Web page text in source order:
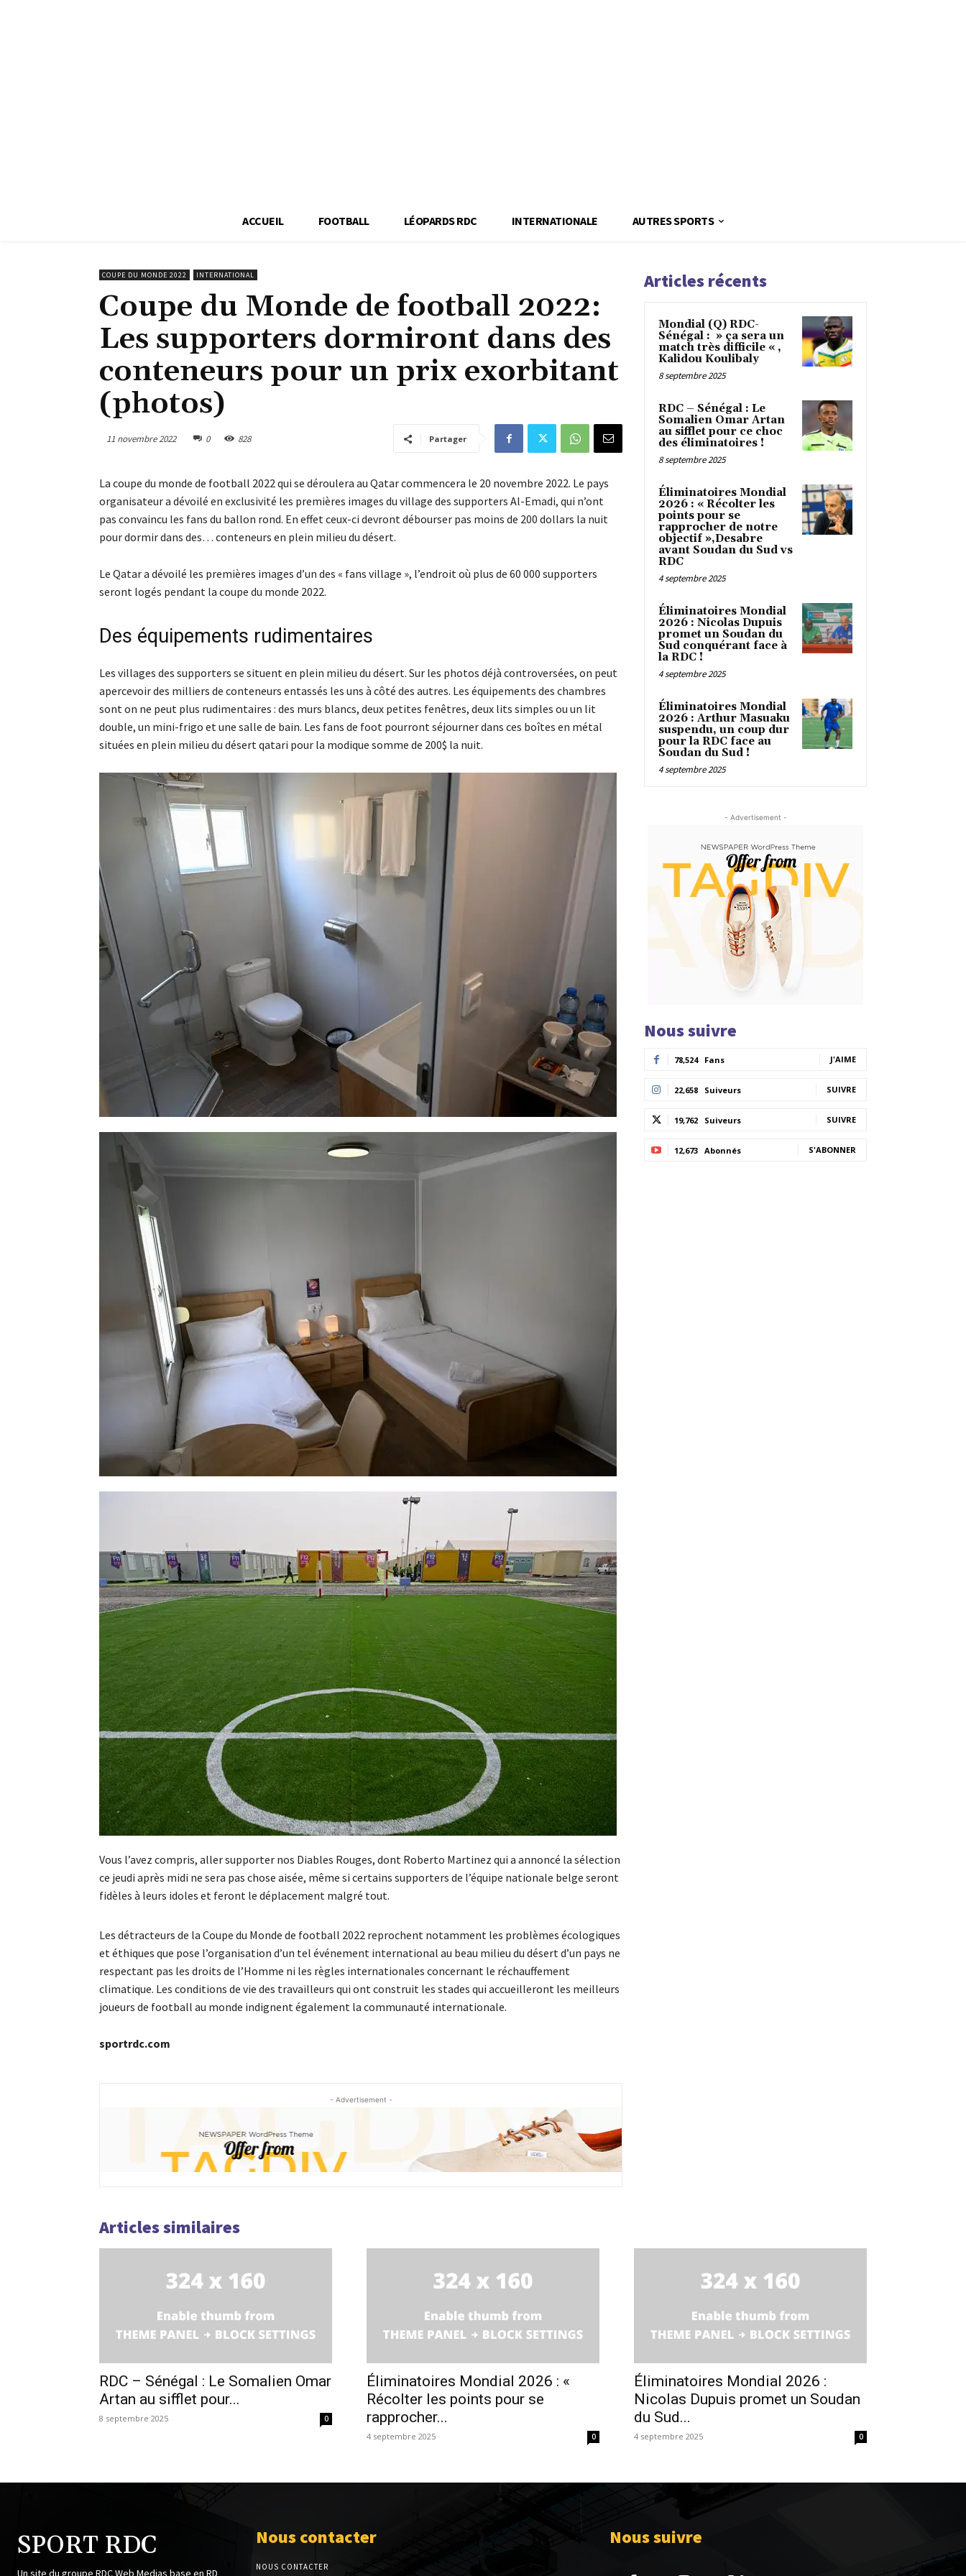
ACCUEIL FOOTBALL LÉOPARDS RDC INTERNATIONALE AUTRES SPORTS
COUPE DU MONDE 2022 INTERNATIONAL
Coupe du Monde de football 2022:
Les supporters dormiront dans des
conteneurs pour un prix exorbitant
(photos)
11 novembre 2022 0 828 Partager
La coupe du monde de football 2022 qui se déroulera au Qatar commencera le 20 novembre 2022. Le pays
organisateur a dévoilé en exclusivité les premières images du village des supporters Al-Emadi, qui n’ont
pas convaincu les fans du ballon rond. En effet ceux-ci devront débourser pas moins de 200 dollars la nuit
pour dormir dans des… conteneurs en plein milieu du désert.
Le Qatar a dévoilé les premières images d’un des « fans village », l’endroit où plus de 60 000 supporters
seront logés pendant la coupe du monde 2022.
Des équipements rudimentaires
Les villages des supporters se situent en plein milieu du désert. Sur les photos déjà controversées, on peut
apercevoir des milliers de conteneurs entassés les uns à côté des autres. Les équipements des chambres
sont on ne peut plus rudimentaires : des murs blancs, deux petites fenêtres, deux lits simples ou un lit
double, un mini-frigo et une salle de bain. Les fans de foot pourront séjourner dans ces boîtes en métal
situées en plein milieu du désert qatari pour la modique somme de 200$ la nuit.
Vous l’avez compris, aller supporter nos Diables Rouges, dont Roberto Martinez qui a annoncé la sélection
ce jeudi après midi ne sera pas chose aisée, même si certains supporters de l’équipe nationale belge seront
fidèles à leurs idoles et feront le déplacement malgré tout.
Les détracteurs de la Coupe du Monde de football 2022 reprochent notamment les problèmes écologiques
et éthiques que pose l’organisation d’un tel événement international au beau milieu du désert d’un pays ne
respectant pas les droits de l’Homme ni les règles internationales concernant le réchauffement
climatique. Les conditions de vie des travailleurs qui ont construit les stades qui accueilleront les meilleurs
joueurs de football au monde indignent également la communauté internationale.
sportrdc.com
- Advertisement -
Articles récents
Mondial (Q) RDC-
Sénégal : » ça sera un
match très difficile « ,
Kalidou Koulibaly
8 septembre 2025
RDC – Sénégal : Le
Somalien Omar Artan
au sifflet pour ce choc
des éliminatoires !
8 septembre 2025
Éliminatoires Mondial
2026 : « Récolter les
points pour se
rapprocher de notre
objectif »,Desabre
avant Soudan du Sud vs
RDC
4 septembre 2025
Éliminatoires Mondial
2026 : Nicolas Dupuis
promet un Soudan du
Sud conquérant face à
la RDC !
4 septembre 2025
Éliminatoires Mondial
2026 : Arthur Masuaku
suspendu, un coup dur
pour la RDC face au
Soudan du Sud !
4 septembre 2025
- Advertisement -
Nous suivre
78,524 Fans J'AIME
22,658 Suiveurs SUIVRE
19,762 Suiveurs SUIVRE
12,673 Abonnés S'ABONNER
Articles similaires
RDC – Sénégal : Le Somalien Omar
Artan au sifflet pour...
8 septembre 2025 0
Éliminatoires Mondial 2026 : «
Récolter les points pour se
rapprocher...
4 septembre 2025 0
Éliminatoires Mondial 2026 :
Nicolas Dupuis promet un Soudan
du Sud...
4 septembre 2025 0
SPORT RDC
Un site du groupe RDC Web Medias base en RD
Nous contacter
NOUS CONTACTER
Nous suivre